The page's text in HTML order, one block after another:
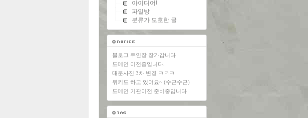
아이디어!
파일방
분류가 모호한 글
블로그 주인장 장가갑니다
도메인 이전중입니다.
대문사진 3차 변경 ㅋㅋㅋ
위키도 하고 있어요~ (수근수근)
도메인 기관이전 준비중입니다